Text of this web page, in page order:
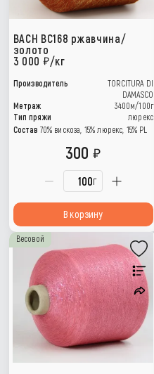
BACH BC168 ржавчина/
золото
3 000
/кг
Производитель
TORCITURA DI
DAMASCO
Метраж
3400м/100г
Тип пряжи
люрекс
Состав 70% вискоза, 15% люрекс, 15% РL
г
300
В корзину
Весовой